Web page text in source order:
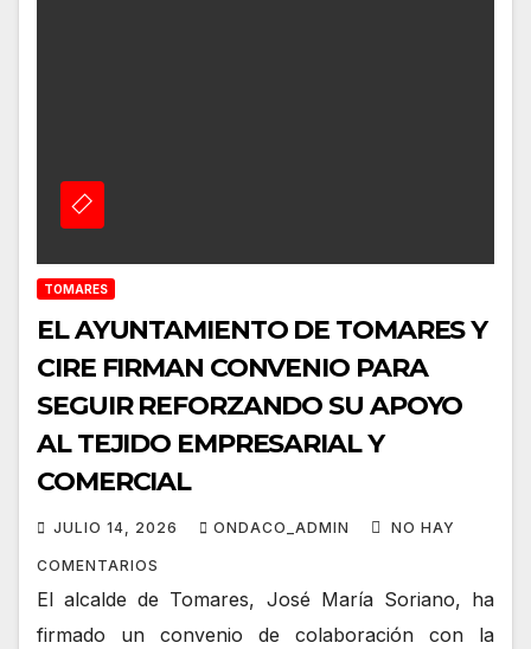
TOMARES
EL AYUNTAMIENTO DE TOMARES Y
CIRE FIRMAN CONVENIO PARA
SEGUIR REFORZANDO SU APOYO
AL TEJIDO EMPRESARIAL Y
COMERCIAL
JULIO 14, 2026 ONDACO_ADMIN NO HAY
COMENTARIOS
El alcalde de Tomares, José María Soriano, ha
firmado un convenio de colaboración con la